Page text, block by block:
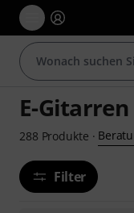
E-
288 Produkte ·
Filter